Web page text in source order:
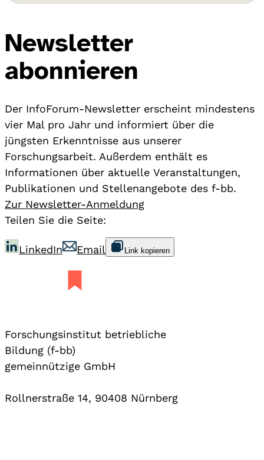
Newsletter
abonnieren
Der InfoForum-Newsletter erscheint mindestens
vier Mal pro Jahr und informiert über die
jüngsten Erkenntnisse aus unserer
Forschungsarbeit. Außerdem enthält es
Informationen über aktuelle Veranstaltungen,
Publikationen und Stellenangebote des f-bb.
Zur Newsletter-Anmeldung
Teilen Sie die Seite:
LinkedIn Email Link kopieren
Forschungsinstitut betriebliche
Bildung (f-bb)
gemeinnützige GmbH
Rollnerstraße 14, 90408 Nürnberg